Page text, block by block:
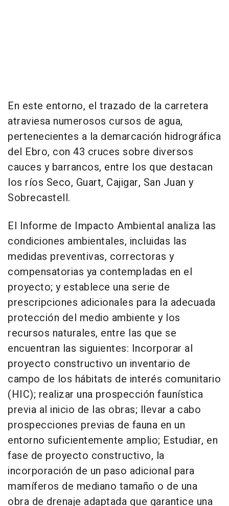
En este entorno, el trazado de la carretera
atraviesa numerosos cursos de agua,
pertenecientes a la demarcación hidrográfica
del Ebro, con 43 cruces sobre diversos
cauces y barrancos, entre los que destacan
los ríos Seco, Guart, Cajigar, San Juan y
Sobrecastell.
El Informe de Impacto Ambiental analiza las
condiciones ambientales, incluidas las
medidas preventivas, correctoras y
compensatorias ya contempladas en el
proyecto; y establece una serie de
prescripciones adicionales para la adecuada
protección del medio ambiente y los
recursos naturales, entre las que se
encuentran las siguientes: Incorporar al
proyecto constructivo un inventario de
campo de los hábitats de interés comunitario
(HIC); realizar una prospección faunística
previa al inicio de las obras; llevar a cabo
prospecciones previas de fauna en un
entorno suficientemente amplio; Estudiar, en
fase de proyecto constructivo, la
incorporación de un paso adicional para
mamíferos de mediano tamaño o de una
obra de drenaje adaptada que garantice una